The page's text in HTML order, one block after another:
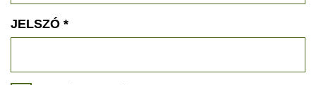
GEOPARKOK
JELSZÓ *